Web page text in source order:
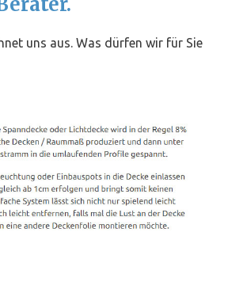
uns aus. Was dürfen wir für Sie